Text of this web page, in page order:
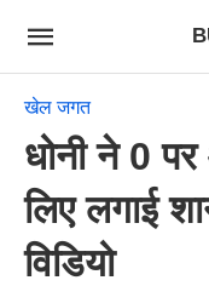
खेल जगत
धोनी ने 0
लिए लगाई
विडियो